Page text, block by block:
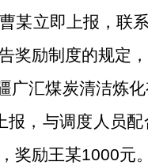
某立即上报 ，联
奖励制度的规定，
广汇煤炭清洁炼
报，与调度人员
奖励王某1000元。